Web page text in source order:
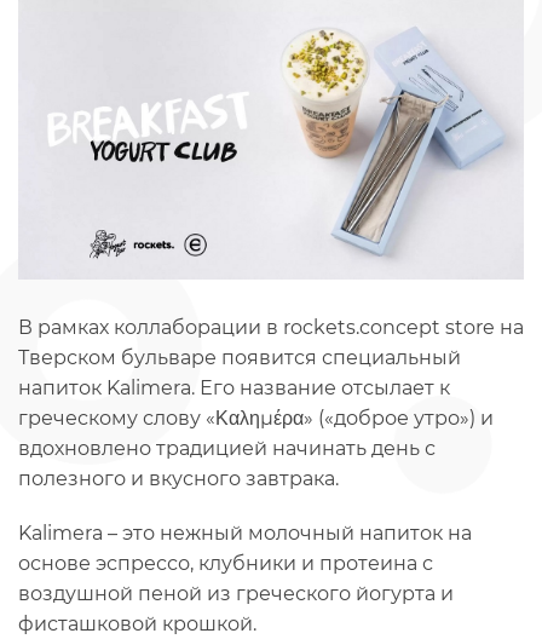
В рамках коллаборации в rockets.concept store на
Тверском бульваре появится специальный
напиток Kalimera. Его название отсылает к
греческому слову «Καλημέρα» («доброе утро») и
вдохновлено традицией начинать день с
полезного и вкусного завтрака.
Kalimera – это нежный молочный напиток на
основе эспрессо, клубники и протеина с
воздушной пеной из греческого йогурта и
фисташковой крошкой.